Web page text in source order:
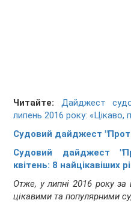
Читайте: Дайджест
липень 2016 року: «Цікаво,
Судовий дайджест
Судовий дайджест
квітень: 8 найцікавіших
Отже, у липні 2016 року за
цікавими та популярними